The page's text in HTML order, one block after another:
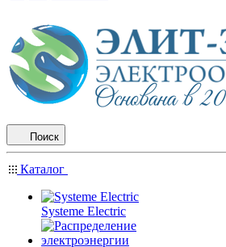
Поиск
Каталог
Systeme Electric